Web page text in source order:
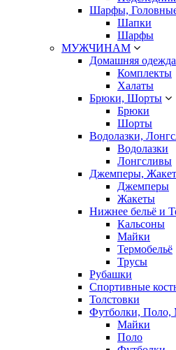
Шарфы,
Шапки
Шарфы
МУЖЧИНАМ
Домашняя одежда
Комплекты
Халаты
Брюки, Шорты
Брюки
Шорты
Водолазки,
Водолазки
Лонгсливы
Джемперы,
Джемперы
Жакеты
Нижнее бельё и
Кальсоны
Майки
Термобельё
Трусы
Рубашки
Спортивные
Толстовки
Футболки, Поло,
Майки
Поло